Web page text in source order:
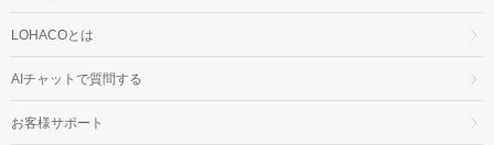
LOHACOとは
AIチャットで質問する
お客様サポート